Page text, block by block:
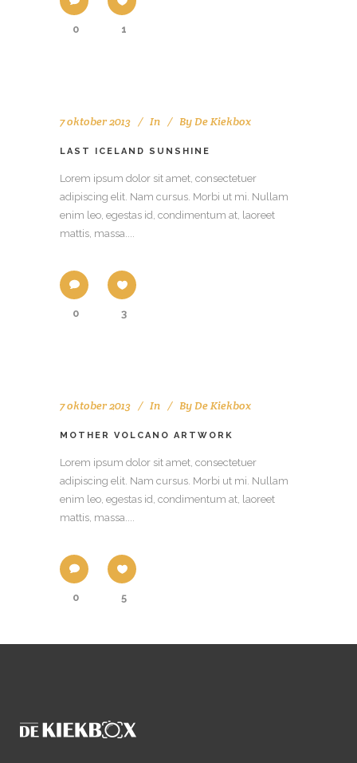
0 1
7 oktober 2013 In By De Kiekbox
LAST ICELAND SUNSHINE
Lorem ipsum dolor sit amet, consectetuer
adipiscing elit. Nam cursus. Morbi ut mi. Nullam
enim leo, egestas id, condimentum at, laoreet
mattis, massa....
0 3
7 oktober 2013 In By De Kiekbox
MOTHER VOLCANO ARTWORK
Lorem ipsum dolor sit amet, consectetuer
adipiscing elit. Nam cursus. Morbi ut mi. Nullam
enim leo, egestas id, condimentum at, laoreet
mattis, massa....
0 5